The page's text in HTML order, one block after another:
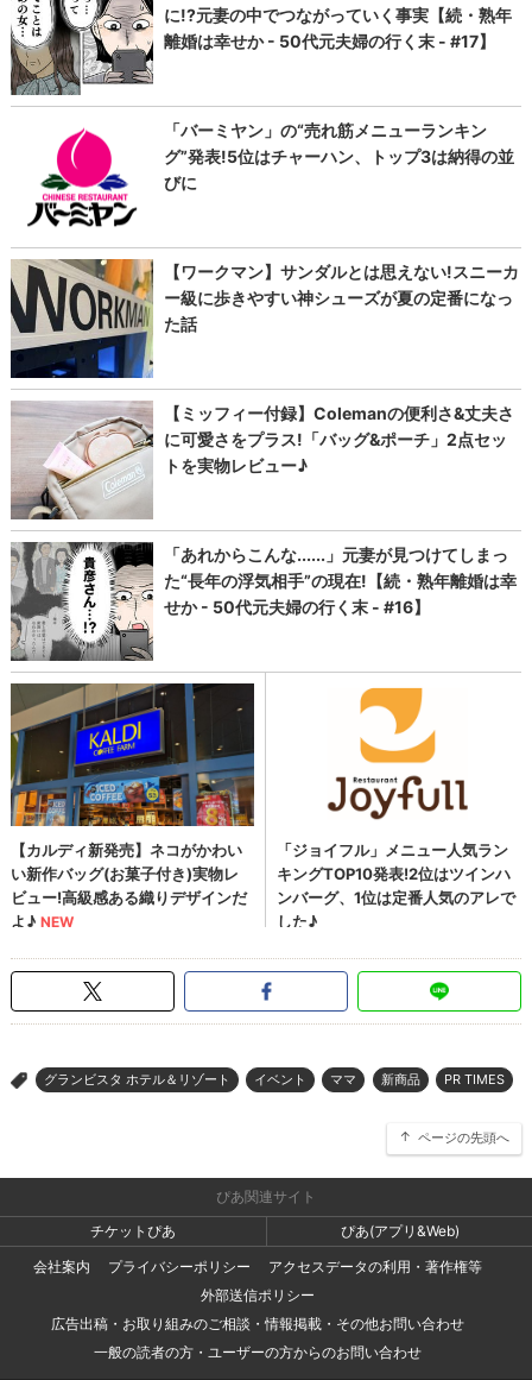
> グランビスタ ホテル＆リゾート イベント ママ 新商品 PR TIMES
ページの先頭へ
ぴあ関連サイト
チケットぴあ
ぴあ(アプリ&Web)
会社案内
プライバシーポリシー
アクセスデータの利用・著作権等
外部送信ポリシー
広告出稿・お取り組みのご相談・情報掲載・その他お問い合わせ
一般の読者の方・ユーザーの方からのお問い合わせ